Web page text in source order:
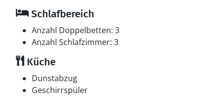
Schlafbereich
Anzahl Doppelbetten: 3
Anzahl Schlafzimmer: 3
Küche
Dunstabzug
Geschirrspüler